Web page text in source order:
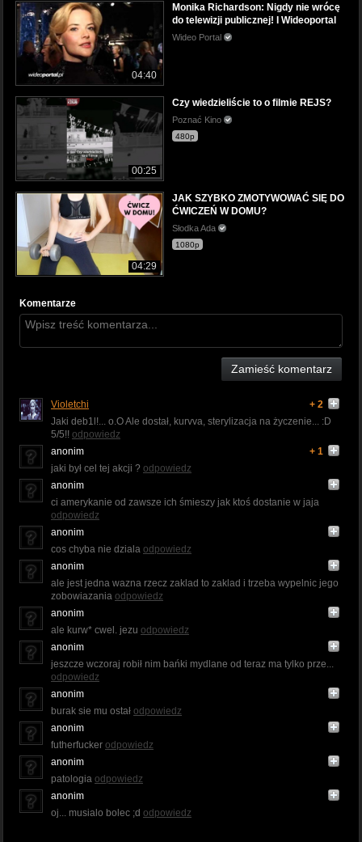
04:40
Monika Richardson: Nigdy nie wrócę
do telewizji publicznej! I Wideoportal
Wideo Portal
00:25
Czy wiedzieliście to o filmie REJS?
Poznać Kino
480p
04:29
JAK SZYBKO ZMOTYWOWAĆ SIĘ DO
ĆWICZEŃ W DOMU?
Słodka Ada
1080p
Komentarze
Zamieść komentarz
Violetchi
+ 2
Jaki deb1l!... o.O Ale dostał, kurvva, sterylizacja na życzenie... :D
5/5!! odpowiedz
anonim
+ 1
jaki był cel tej akcji ? odpowiedz
anonim
ci amerykanie od zawsze ich śmieszy jak ktoś dostanie w jaja
odpowiedz
anonim
cos chyba nie dziala odpowiedz
anonim
ale jest jedna wazna rzecz zaklad to zaklad i trzeba wypelnic jego
zobowiazania odpowiedz
anonim
ale kurw* cwel. jezu odpowiedz
anonim
jeszcze wczoraj robił nim bańki mydlane od teraz ma tylko prze...
odpowiedz
anonim
burak sie mu ostał odpowiedz
anonim
futherfucker odpowiedz
anonim
patologia odpowiedz
anonim
oj... musialo bolec ;d odpowiedz